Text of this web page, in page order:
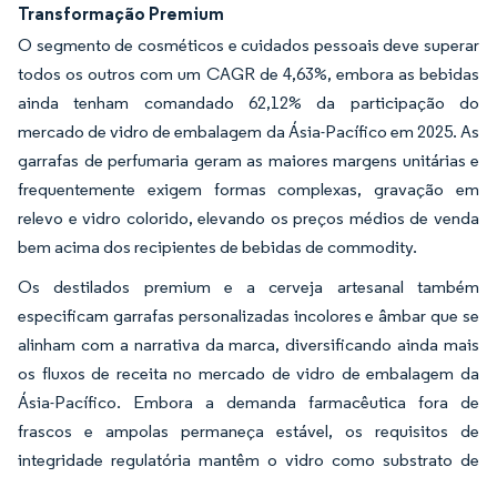
Transformação Premium
O segmento de cosméticos e cuidados pessoais deve superar
todos os outros com um CAGR de 4,63%, embora as bebidas
ainda tenham comandado 62,12% da participação do
mercado de vidro de embalagem da Ásia-Pacífico em 2025. As
garrafas de perfumaria geram as maiores margens unitárias e
frequentemente exigem formas complexas, gravação em
relevo e vidro colorido, elevando os preços médios de venda
bem acima dos recipientes de bebidas de commodity.
Os destilados premium e a cerveja artesanal também
especificam garrafas personalizadas incolores e âmbar que se
alinham com a narrativa da marca, diversificando ainda mais
os fluxos de receita no mercado de vidro de embalagem da
Ásia-Pacífico. Embora a demanda farmacêutica fora de
frascos e ampolas permaneça estável, os requisitos de
integridade regulatória mantêm o vidro como substrato de